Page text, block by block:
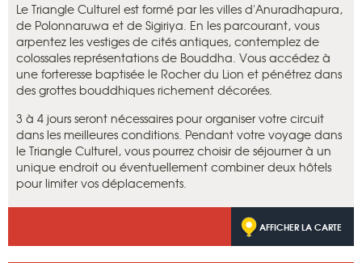
Le Triangle Culturel est formé par les villes d'Anuradhapura,
de Polonnaruwa et de Sigiriya. En les parcourant, vous
arpentez les vestiges de cités antiques, contemplez de
colossales représentations de Bouddha. Vous accédez à
une forteresse baptisée le Rocher du Lion et pénétrez dans
des grottes bouddhiques richement décorées.
3 à 4 jours seront nécessaires pour organiser votre circuit
dans les meilleures conditions. Pendant votre voyage dans
le Triangle Culturel, vous pourrez choisir de séjourner à un
unique endroit ou éventuellement combiner deux hôtels
pour limiter vos déplacements.
AFFICHER LA CARTE